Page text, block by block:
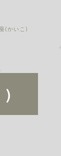
(かいこ)
)